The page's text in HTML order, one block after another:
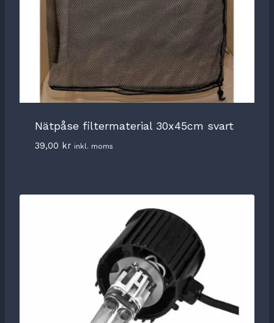
Nätpåse filtermaterial 30x45cm svart
39,00 kr inkl. moms